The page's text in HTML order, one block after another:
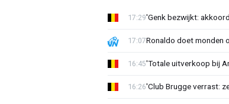
'Genk bezwijkt:
17:29
Ronaldo doet monden
17:07
'Totale uitverkoop bij
16:45
'Club Brugge verrast:
16:26